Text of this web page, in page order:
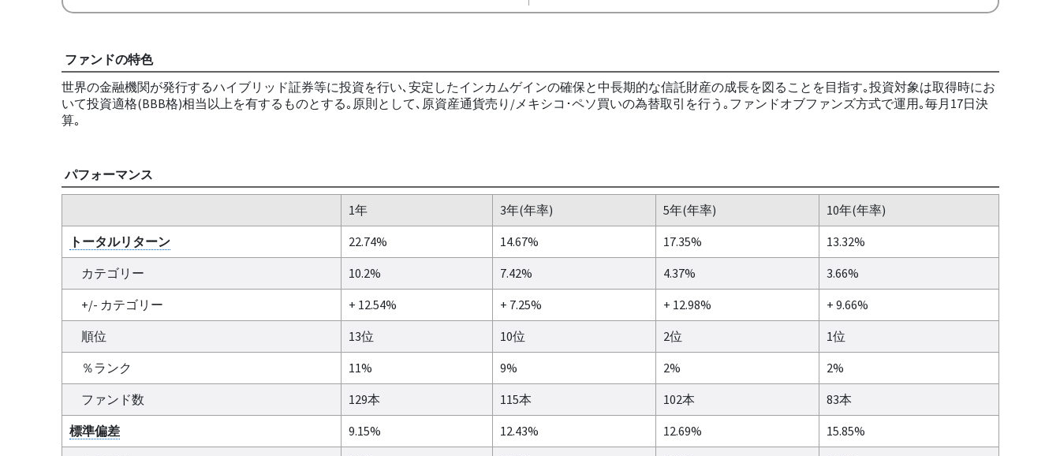
ファンドの特色
世界の金融機関が発行するハイブリッド証券等に投資を行い､安定したインカムゲインの確保と中長期的な信託財産の成長を図ることを目指す｡投資対象は取得時にお
いて投資適格(BBB格)相当以上を有するものとする｡原則として､原資産通貨売り/メキシコ･ペソ買いの為替取引を行う｡ファンドオブファンズ方式で運用｡毎月17日決
算｡
パフォーマンス
1年 3年(年率) 5年(年率)
10年(年率)
トータルリターン
22.74% 14.67% 17.35%
13.32%
カテゴリー
10.2% 7.42% 4.37%
3.66%
+/- カテゴリー
+ 12.54% + 7.25% + 12.98%
+ 9.66%
順位
13位 10位 2位
1位
％ランク
11% 9% 2%
2%
ファンド数
129本 115本 102本
83本
標準偏差
9.15% 12.43% 12.69%
15.85%